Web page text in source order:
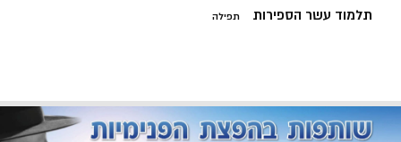
תלמוד עשר הספירות תפילה